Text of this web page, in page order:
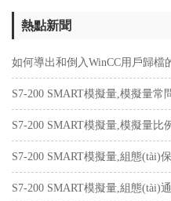
熱點新聞
如何導出和倒入WinCC用戶歸檔的數
S7-200 SMART模擬量,模擬量常
S7-200 SMART模擬量,模擬量比
S7-200 SMART模擬量,組態(tài)
S7-200 SMART模擬量,組態(tài)